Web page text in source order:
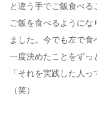
と違う手でご飯食べ
ご飯を食べるようにな
ました。今でも左で食
一度決めたことをずっ
「それを実践した人
（笑）